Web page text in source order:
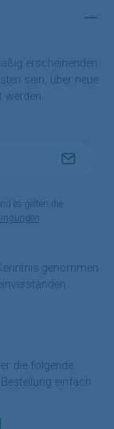
die folgende
einfach
erscheinenden
sein, über neue
es gelten die
genommen